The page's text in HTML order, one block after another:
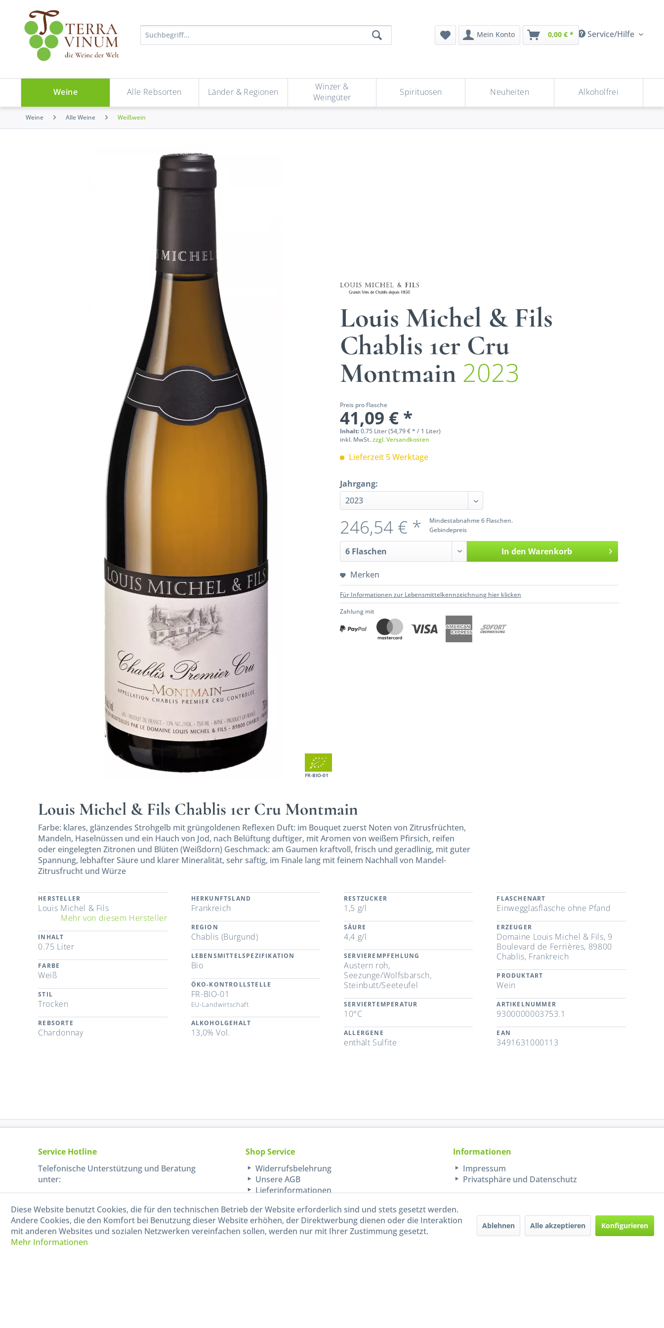
Service/Hilfe
Mein Konto 0,00 € *
Weine Alle Rebsorten Länder & Regionen
Winzer &
Weingüter
Spirituosen Neuheiten Alkoholfrei
Weine Alle Weine Weißwein
FR-BIO-01
Louis Michel & Fils
Chablis 1er Cru
Montmain 2023
Preis pro Flasche
41,09 € *
Inhalt:0.75 Liter (54,79 € * / 1 Liter)
inkl. MwSt.zzgl. Versandkosten
Lieferzeit 5 Werktage
Jahrgang:
Mindestabnahme 6 Flaschen.
Gebindepreis
246,54 € *
In den Warenkorb
Merken
Für Informationen zur Lebensmittelkennzeichnung hier klicken
Zahlung mit
Louis Michel & Fils Chablis 1er Cru Montmain
Farbe: klares, glänzendes Strohgelb mit grüngoldenen Reflexen Duft: im Bouquet zuerst Noten von Zitrusfrüchten,
Mandeln, Haselnüssen und ein Hauch von Jod, nach Belüftung duftiger, mit Aromen von weißem Pfirsich, reifen
oder eingelegten Zitronen und Blüten (Weißdorn) Geschmack: am Gaumen kraftvoll, frisch und geradlinig, mit guter
Spannung, lebhafter Säure und klarer Mineralität, sehr saftig, im Finale lang mit feinem Nachhall von Mandel-
Zitrusfrucht und Würze
HERSTELLER
Louis Michel & Fils
Mehr von diesem Hersteller
INHALT
0.75 Liter
FARBE
Weiß
STIL
Trocken
REBSORTE
Chardonnay
HERKUNFTSLAND
Frankreich
REGION
Chablis (Burgund)
LEBENSMITTELSPEZIFIKATION
Bio
ÖKO-KONTROLLSTELLE
FR-BIO-01
EU-Landwirtschaft
ALKOHOLGEHALT
13,0% Vol.
RESTZUCKER
1,5 g/l
SÄURE
4,4 g/l
SERVIEREMPFEHLUNG
Austern roh,
Seezunge/Wolfsbarsch,
Steinbutt/Seeteufel
SERVIERTEMPERATUR
10°C
ALLERGENE
enthält Sulfite
FLASCHENART
Einwegglasflasche ohne Pfand
ERZEUGER
Domaine Louis Michel & Fils, 9
Boulevard de Ferrières, 89800
Chablis, Frankreich
PRODUKTART
Wein
ARTIKELNUMMER
9300000003753.1
EAN
3491631000113
Service Hotline
Telefonische Unterstützung und Beratung
unter:
040-880 99 770
Mo-Fr, 09:00 - 15:00 Uhr
Shop Service
Widerrufsbelehrung
Unsere AGB
Lieferinformationen
Informationen
Impressum
Privatsphäre und Datenschutz
Diese Website benutzt Cookies, die für den technischen Betrieb der Website erforderlich sind und stets gesetzt werden.
Andere Cookies, die den Komfort bei Benutzung dieser Website erhöhen, der Direktwerbung dienen oder die Interaktion
mit anderen Websites und sozialen Netzwerken vereinfachen sollen, werden nur mit Ihrer Zustimmung gesetzt.
Mehr Informationen
Ablehnen Alle akzeptieren Konfigurieren